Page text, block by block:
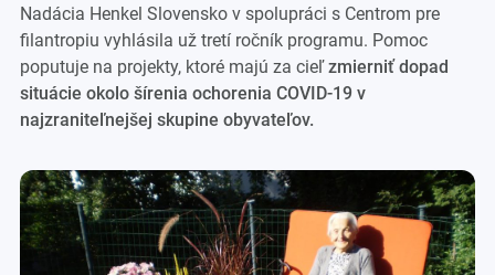
Nadácia Henkel Slovensko v spolupráci s Centrom pre
filantropiu vyhlásila už tretí ročník programu. Pomoc
poputuje na projekty, ktoré majú za cieľzmierniť dopad
situácie okolo šírenia ochorenia COVID-19 v
najzraniteľnejšej skupine obyvateľov.